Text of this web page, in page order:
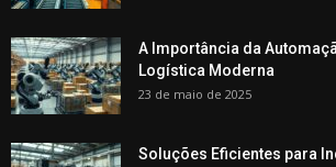
A Importância da
Logística Moderna
23 de maio de 2025
Soluções Eficientes para